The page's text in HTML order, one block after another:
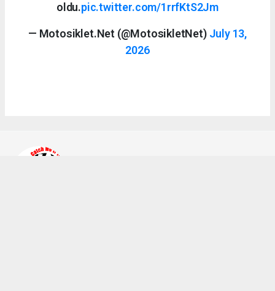
oldu.pic.twitter.com/1rrfKtS2Jm
— Motosiklet.Net (@MotosikletNet) July 13,
2026